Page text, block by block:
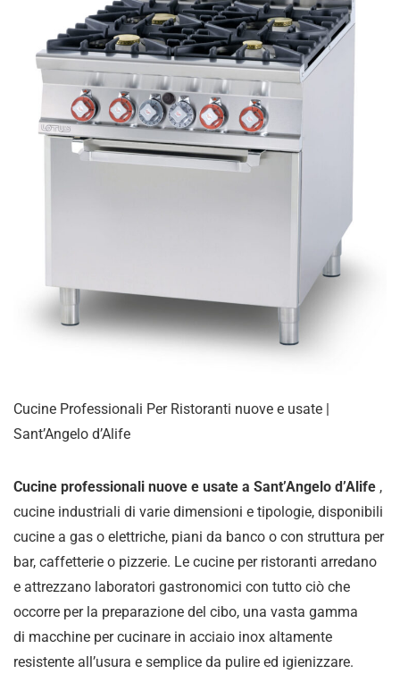
Cucine Professionali Per Ristoranti nuove e usate |
Sant’Angelo d’Alife
Cucine professionali nuove e usate a Sant’Angelo d’Alife ,
cucine industriali di varie dimensioni e tipologie, disponibili
cucine a gas o elettriche, piani da banco o con struttura per
bar, caffetterie o pizzerie. Le cucine per ristoranti arredano
e attrezzano laboratori gastronomici con tutto ciò che
occorre per la preparazione del cibo, una vasta gamma
di macchine per cucinare in acciaio inox altamente
resistente all’usura e semplice da pulire ed igienizzare.